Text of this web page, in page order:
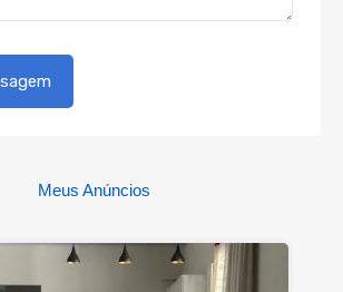
Meus Anúncios